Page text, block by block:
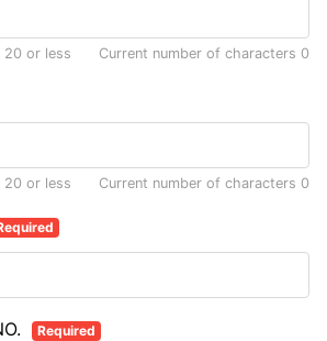
20 or less Current number of characters 0
20 or less Current number of characters 0
Required